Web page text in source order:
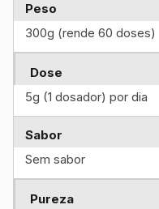
Peso
300g (rende 60 doses)
Dose
5g (1 dosador) por dia
Sabor
Sem sabor
Pureza